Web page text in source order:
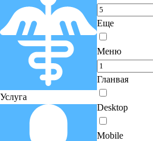
Услуга
Еще
Меню
Гланвая
Desktop
Mobile